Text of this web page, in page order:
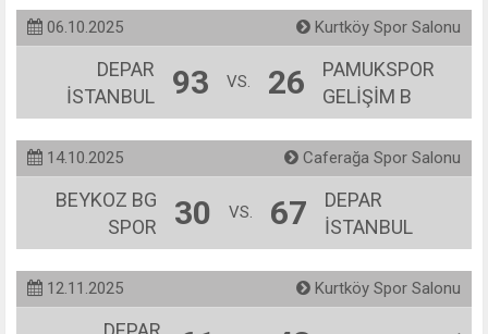
06.10.2025 Kurtköy Spor Salonu
DEPAR
İSTANBUL
93 VS. 26
PAMUKSPOR
GELİŞİM B
14.10.2025 Caferağa Spor Salonu
BEYKOZ BG
SPOR
30 VS. 67
DEPAR
İSTANBUL
12.11.2025 Kurtköy Spor Salonu